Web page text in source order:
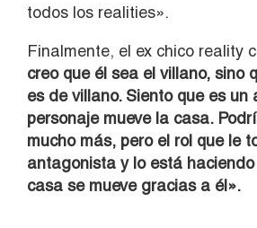
todos los realities».
Finalmente, el ex chico reality
creo que él sea el villano, sino
es de villano. Siento que es un
personaje mueve la casa.
mucho más, pero el rol que le
antagonista y lo está
casa se mueve gracias a él».